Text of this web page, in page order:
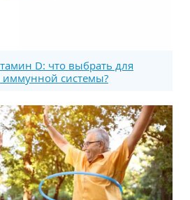
D: что выбрать для
иммунной системы?